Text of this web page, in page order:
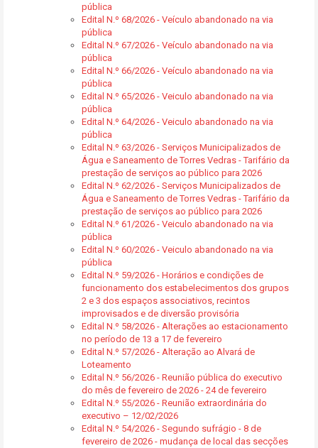
pública
Edital N.º 68/2026 - Veículo abandonado na via
pública
Edital N.º 67/2026 - Veículo abandonado na via
pública
Edital N.º 66/2026 - Veículo abandonado na via
pública
Edital N.º 65/2026 - Veiculo abandonado na via
pública
Edital N.º 64/2026 - Veiculo abandonado na via
pública
Edital N.º 63/2026 - Serviços Municipalizados de
Água e Saneamento de Torres Vedras - Tarifário da
prestação de serviços ao público para 2026
Edital N.º 62/2026 - Serviços Municipalizados de
Água e Saneamento de Torres Vedras - Tarifário da
prestação de serviços ao público para 2026
Edital N.º 61/2026 - Veiculo abandonado na via
pública
Edital N.º 60/2026 - Veiculo abandonado na via
pública
Edital N.º 59/2026 - Horários e condições de
funcionamento dos estabelecimentos dos grupos
2 e 3 dos espaços associativos, recintos
improvisados e de diversão provisória
Edital N.º 58/2026 - Alterações ao estacionamento
no período de 13 a 17 de fevereiro
Edital N.º 57/2026 - Alteração ao Alvará de
Loteamento
Edital N.º 56/2026 - Reunião pública do executivo
do mês de fevereiro de 2026 - 24 de fevereiro
Edital N.º 55/2026 - Reunião extraordinária do
executivo – 12/02/2026
Edital N.º 54/2026 - Segundo sufrágio - 8 de
fevereiro de 2026 - mudança de local das secções